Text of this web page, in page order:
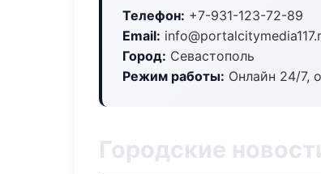
Телефон: +7-931-123-72-89
Email:
Город: Севастополь
Режим работы: Онлайн 24/7,
Городские